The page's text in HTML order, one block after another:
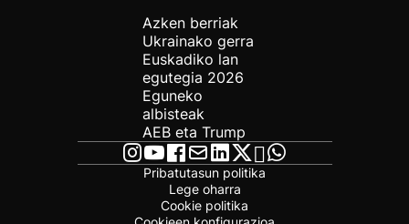
Azken berriak
Ukrainako gerra
Euskadiko lan
egutegia 2026
Eguneko
albisteak
AEB eta Trump
Pribatutasun politika
Lege oharra
Cookie politika